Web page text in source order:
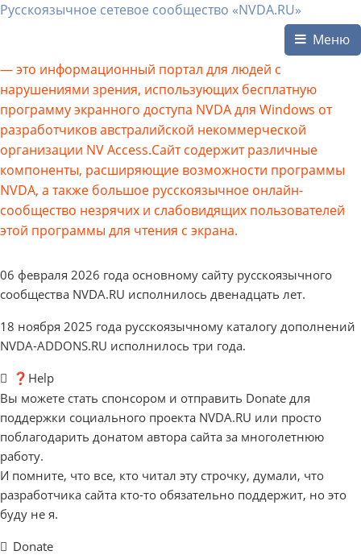
Русскоязычное сетевое сообщество «NVDA.RU»
Меню
— это информационный портал для людей с
нарушениями зрения, использующих бесплатную
программу экранного доступа NVDA для Windows от
разработчиков австралийской некоммерческой
организации NV Access.Сайт содержит различные
компоненты, расширяющие возможности программы
NVDA, а также большое русскоязычное онлайн-
сообщество незрячих и слабовидящих пользователей
этой программы для чтения с экрана.
06 февраля 2026 года основному сайту русскоязычного
сообщества NVDA.RU исполнилось двенадцать лет.
18 ноября 2025 года русскоязычному каталогу дополнений
NVDA-ADDONS.RU исполнилось три года.
❓Help
Вы можете стать спонсором и отправить Donate для
поддержки социального проекта NVDA.RU или просто
поблагодарить донатом автора сайта за многолетнюю
работу.
И помните, что все, кто читал эту строчку, думали, что
разработчика сайта кто-то обязательно поддержит, но это
буду не я.
Donate